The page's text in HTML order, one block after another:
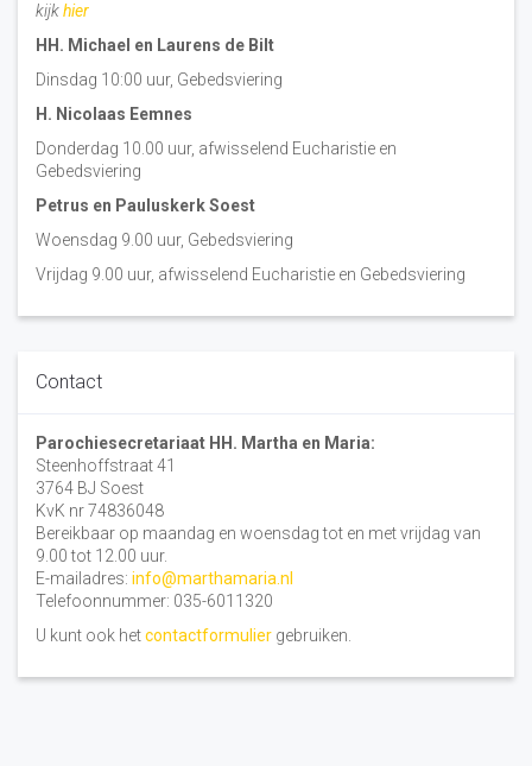
kijkhier
HH. Michael en Laurens de Bilt
Dinsdag 10:00 uur, Gebedsviering
H. Nicolaas Eemnes
Donderdag 10.00 uur, afwisselend Eucharistie en
Gebedsviering
Petrus en Pauluskerk Soest
Woensdag 9.00 uur, Gebedsviering
Vrijdag 9.00 uur, afwisselend Eucharistie en Gebedsviering
Contact
Parochiesecretariaat HH. Martha en Maria:
Steenhoffstraat 41
3764 BJ Soest
KvK nr 74836048
Bereikbaar op maandag en woensdag tot en met vrijdag van
9.00 tot 12.00 uur.
E-mailadres: info@marthamaria.nl
Telefoonnummer: 035-6011320
U kunt ook hetcontactformulier gebruiken.